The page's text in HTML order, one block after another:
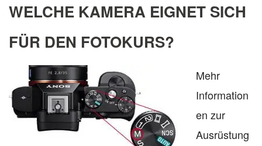
WELCHE KAMERA EIGNET SICH
FÜR DEN FOTOKURS?
Mehr
Information
en zur
Ausrüstung